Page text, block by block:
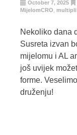
October 7, 2025
MijelomCRO
Nekoliko dana
Susreta izvan
mijelomu i AL
još uvijek
forme.
druženju!